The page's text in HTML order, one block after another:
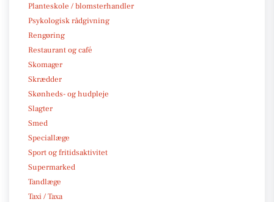
Planteskole / blomsterhandler
Psykologisk rådgivning
Rengøring
Restaurant og café
Skomager
Skrædder
Skønheds- og hudpleje
Slagter
Smed
Speciallæge
Sport og fritidsaktivitet
Supermarked
Tandlæge
Taxi / Taxa